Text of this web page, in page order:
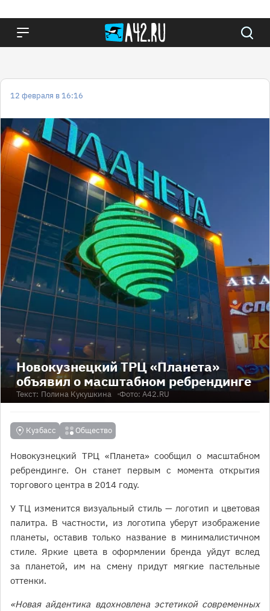
12 февраля в 16:16
Новокузнецкий ТРЦ «Планета»
объявил о масштабном ребрендинге
Текст: Полина Кукушкина Фото: A42.RU
Кузбасс Общество
Новокузнецкий ТРЦ «Планета» сообщил о масштабном
ребрендинге. Он станет первым с момента открытия
торгового центра в 2014 году.
У ТЦ изменится визуальный стиль — логотип и цветовая
палитра. В частности, из логотипа уберут изображение
планеты, оставив только название в минималистичном
стиле. Яркие цвета в оформлении бренда уйдут вслед
за планетой, им на смену придут мягкие пастельные
оттенки.
«Новая айдентика вдохновлена эстетикой современных